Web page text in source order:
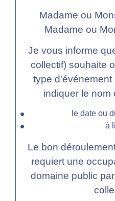
Madame ou
Madame ou
Je vous informe
collectif) souhaite
type d'événement
indiquer le nom
le date ou
à
Le bon
requiert une
domaine public